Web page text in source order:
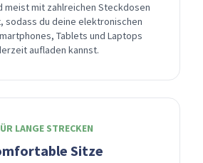
meist mit zahlreichen Steckdosen
sodass du deine elektronischen
Tablets und Laptops
aufladen kannst.
LANGE STRECKEN
Sitze